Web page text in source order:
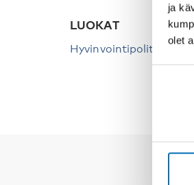
ja
olet
LUOKAT
Hyvinvointipolitiikka